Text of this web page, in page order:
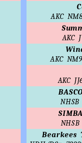
AKC
AKC
AKC
AKC
NHSB
NHSB
Bearkees